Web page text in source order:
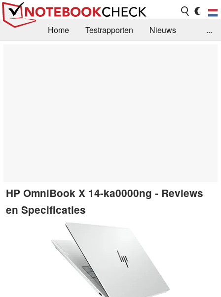
Home Testrapporten
Nieuws
...
HP OmniBook X 14-ka0000ng - Reviews
en Specificaties